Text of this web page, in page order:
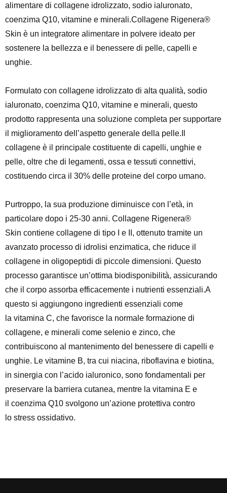
alimentare di collagene idrolizzato, sodio ialuronato,
coenzima Q10, vitamine e minerali.Collagene Rigenera®
Skin è un integratore alimentare in polvere ideato per
sostenere la bellezza e il benessere di pelle, capelli e
unghie.
Formulato con collagene idrolizzato di alta qualità, sodio
ialuronato, coenzima Q10, vitamine e minerali, questo
prodotto rappresenta una soluzione completa per supportare
il miglioramento dell’aspetto generale della pelle.Il
collagene è il principale costituente di capelli, unghie e
pelle, oltre che di legamenti, ossa e tessuti connettivi,
costituendo circa il 30% delle proteine del corpo umano.
Purtroppo, la sua produzione diminuisce con l’età, in
particolare dopo i 25-30 anni. Collagene Rigenera®
Skin contiene collagene di tipo I e II, ottenuto tramite un
avanzato processo di idrolisi enzimatica, che riduce il
collagene in oligopeptidi di piccole dimensioni. Questo
processo garantisce un’ottima biodisponibilità, assicurando
che il corpo assorba efficacemente i nutrienti essenziali.A
questo si aggiungono ingredienti essenziali come
la vitamina C, che favorisce la normale formazione di
collagene, e minerali come selenio e zinco, che
contribuiscono al mantenimento del benessere di capelli e
unghie. Le vitamine B, tra cui niacina, riboflavina e biotina,
in sinergia con l’acido ialuronico, sono fondamentali per
preservare la barriera cutanea, mentre la vitamina E e
il coenzima Q10 svolgono un’azione protettiva contro
lo stress ossidativo.